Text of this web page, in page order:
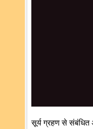
सूर्य ग्रहण से संबंधित